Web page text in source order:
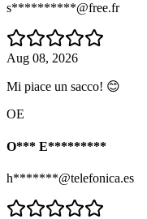
s**********@free.fr
Aug 08, 2026
Mi piace un sacco! 😊
OE
O*** E*********
h*******@telefonica.es